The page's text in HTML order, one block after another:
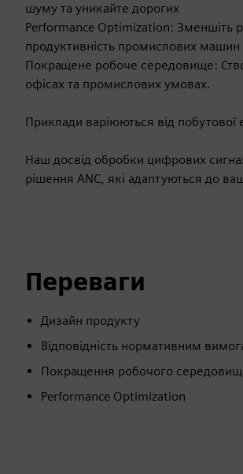
шуму та уникайте дорогих
Performance Optimization: Зменшіть
продуктивність промислових
Покращене робоче середовище:
офісах та промислових умовах.
Приклади варіюються від побутової
Наш досвід обробки цифрових
рішення ANC, які адаптуються до
Переваги
Дизайн продукту
Відповідність нормативним
Покращення робочого
Performance Optimization